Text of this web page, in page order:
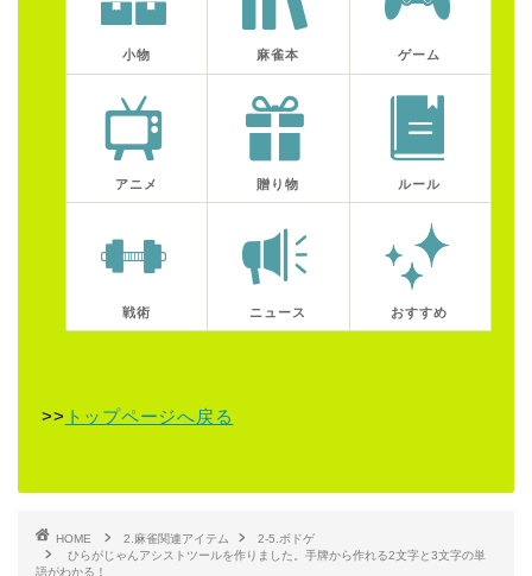
小物 麻雀本 ゲーム
アニメ 贈り物 ルール
戦術 ニュース おすすめ
>> トップページへ戻る
HOME 2.麻雀関連アイテム
2-5.ボドゲ
ひらがじゃんアシストツールを作りました。手牌から作れる2文字と3文字の単
語がわかる！